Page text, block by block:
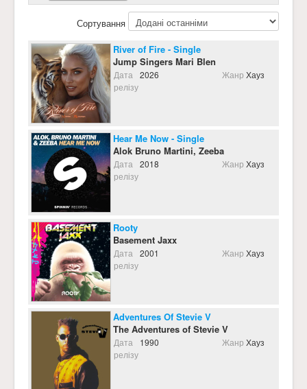
Сортування
River of Fire - Single
Jump Singers Mari Blen
Дата
релізу
2026 Жанр Хауз
Hear Me Now - Single
Alok Bruno Martini, Zeeba
Дата
релізу
2018 Жанр Хауз
Rooty
Basement Jaxx
Дата
релізу
2001 Жанр Хауз
Adventures Of Stevie V
The Adventures of Stevie V
Дата
релізу
1990 Жанр Хауз